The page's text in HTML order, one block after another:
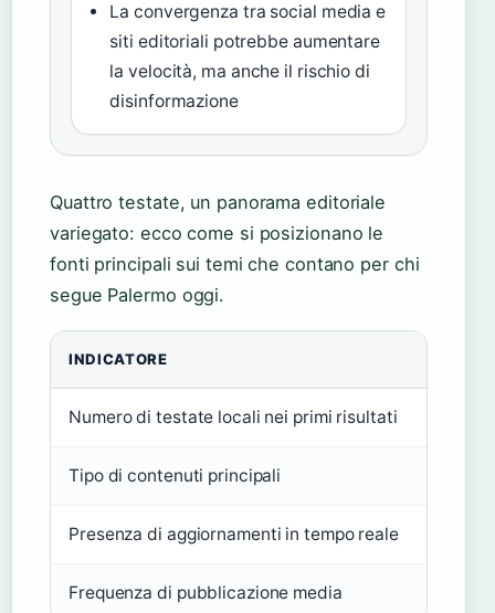
La convergenza tra social media e
siti editoriali potrebbe aumentare
la velocità, ma anche il rischio di
disinformazione
Quattro testate, un panorama editoriale
variegato: ecco come si posizionano le
fonti principali sui temi che contano per chi
segue Palermo oggi.
INDICATORE
Numero di testate locali nei primi risultati
Tipo di contenuti principali
Presenza di aggiornamenti in tempo reale
Frequenza di pubblicazione media